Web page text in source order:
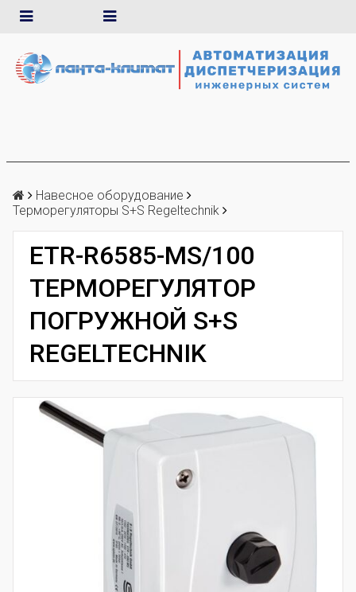
Навесное оборудование
Терморегуляторы S+S Regeltechnik
ETR-R6585-MS/100
ТЕРМОРЕГУЛЯТОР
ПОГРУЖНОЙ S+S
REGELTECHNIK